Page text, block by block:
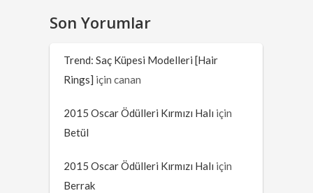
Son Yorumlar
Trend: Saç Küpesi Modelleri [Hair
Rings] içincanan
2015 Oscar Ödülleri Kırmızı Halı için
Betül
2015 Oscar Ödülleri Kırmızı Halı için
Berrak